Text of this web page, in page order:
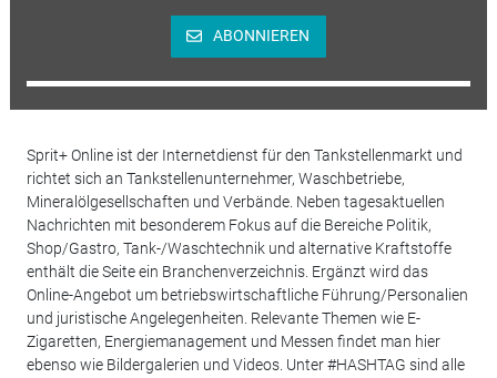
ABONNIEREN
Sprit+ Online ist der Internetdienst für den Tankstellenmarkt und
richtet sich an Tankstellenunternehmer, Waschbetriebe,
Mineralölgesellschaften und Verbände. Neben tagesaktuellen
Nachrichten mit besonderem Fokus auf die Bereiche Politik,
Shop/Gastro, Tank-/Waschtechnik und alternative Kraftstoffe
enthält die Seite ein Branchenverzeichnis. Ergänzt wird das
Online-Angebot um betriebswirtschaftliche Führung/Personalien
und juristische Angelegenheiten. Relevante Themen wie E-
Zigaretten, Energiemanagement und Messen findet man hier
ebenso wie Bildergalerien und Videos. Unter #HASHTAG sind alle